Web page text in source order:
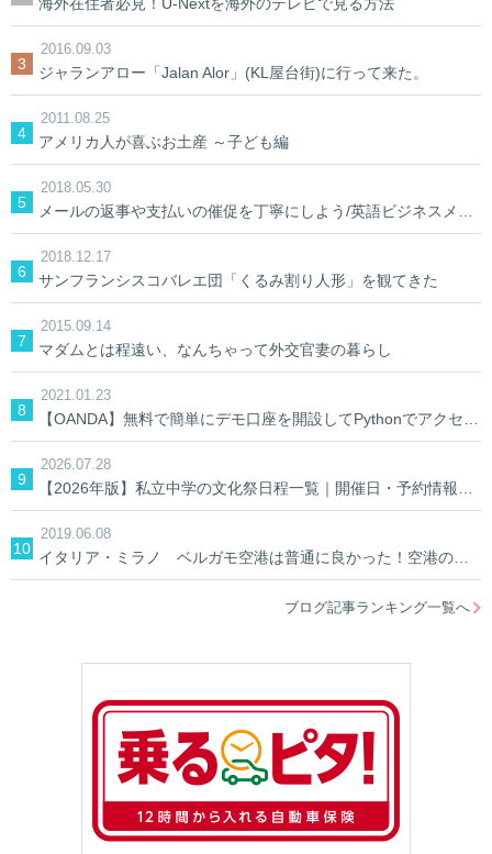
海外在住者必見！U-Nextを海外のテレビで見る方法
2016.09.03
ジャランアロー「Jalan Alor」(KL屋台街)に行って来た。
2011.08.25
アメリカ人が喜ぶお土産 ～子ども編
2018.05.30
メールの返事や支払いの催促を丁寧にしよう/英語ビジネスメール
2018.12.17
サンフランシスコバレエ団「くるみ割り人形」を観てきた
2015.09.14
マダムとは程遠い、なんちゃって外交官妻の暮らし
2021.01.23
【OANDA】無料で簡単にデモ口座を開設してPythonでアクセスしてみる。【AIでFX】
2026.07.28
【2026年版】私立中学の文化祭日程一覧｜開催日・予約情報を学校別に検索
2019.06.08
イタリア・ミラノ ベルガモ空港は普通に良かった！空港の中&空港への行き方
ブログ記事ランキング一覧へ